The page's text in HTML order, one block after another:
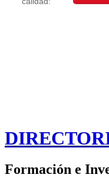
Formación e